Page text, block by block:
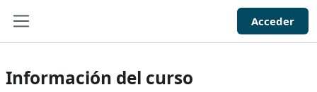
Acceder
Información del curso